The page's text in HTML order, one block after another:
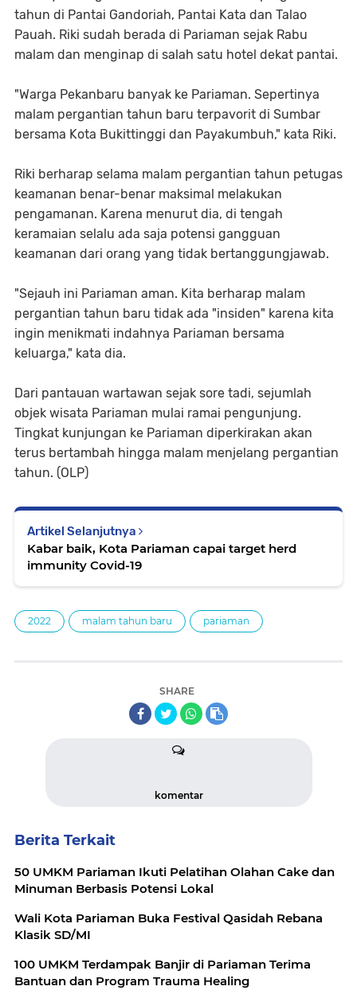
tahun di Pantai Gandoriah, Pantai Kata dan Talao
Pauah. Riki sudah berada di Pariaman sejak Rabu
malam dan menginap di salah satu hotel dekat pantai.
"Warga Pekanbaru banyak ke Pariaman. Sepertinya
malam pergantian tahun baru terpavorit di Sumbar
bersama Kota Bukittinggi dan Payakumbuh," kata Riki.
Riki berharap selama malam pergantian tahun petugas
keamanan benar-benar maksimal melakukan
pengamanan. Karena menurut dia, di tengah
keramaian selalu ada saja potensi gangguan
keamanan dari orang yang tidak bertanggungjawab.
"Sejauh ini Pariaman aman. Kita berharap malam
pergantian tahun baru tidak ada "insiden" karena kita
ingin menikmati indahnya Pariaman bersama
keluarga," kata dia.
Dari pantauan wartawan sejak sore tadi, sejumlah
objek wisata Pariaman mulai ramai pengunjung.
Tingkat kunjungan ke Pariaman diperkirakan akan
terus bertambah hingga malam menjelang pergantian
tahun. (OLP)
Artikel Selanjutnya
Kabar baik, Kota Pariaman capai target herd
immunity Covid-19
2022 malam tahun baru pariaman
SHARE
komentar
Berita Terkait
50 UMKM Pariaman Ikuti Pelatihan Olahan Cake dan
Minuman Berbasis Potensi Lokal
Wali Kota Pariaman Buka Festival Qasidah Rebana
Klasik SD/MI
100 UMKM Terdampak Banjir di Pariaman Terima
Bantuan dan Program Trauma Healing